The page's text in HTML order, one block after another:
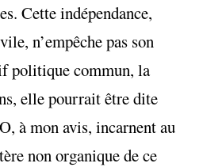
Cette indépendance,
n’empêche pas son
politique commun, la
elle pourrait être dite
à mon avis, incarnent au
non organique de ce